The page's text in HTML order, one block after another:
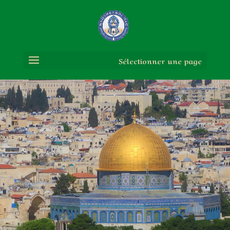
Sélectionner une page